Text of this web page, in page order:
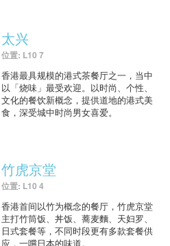
太兴
位置: L10 7
香港最具规模的港式茶餐厅之一，当中
以「烧味」最受欢迎。以时尚、个性、
文化的餐饮新概念，提供道地的港式美
食，深受城中时尚男女喜爱。
竹虎京堂
位置: L10 4
香港首间以竹为概念的餐厅，竹虎京堂
主打竹筒饭、丼饭、蕎麦麵、天妇罗、
日式套餐等，不同时段更有多款套餐供
应，一嚐日本的味道。